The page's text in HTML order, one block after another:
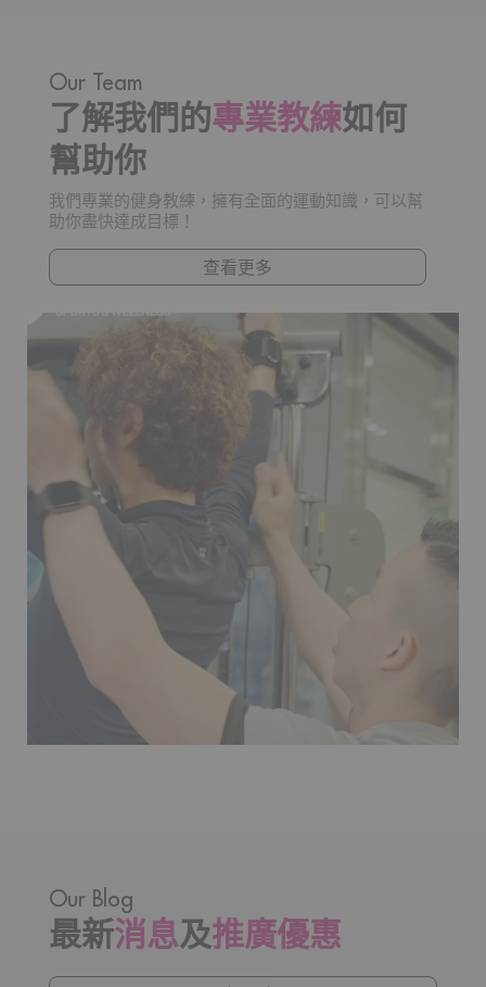
Our Team
了解我們的專業教練如何
幫助你
我們專業的健身教練，擁有全面的運動知識，可以幫
助你盡快達成目標！
查看更多
Our Blog
最新消息及推廣優惠